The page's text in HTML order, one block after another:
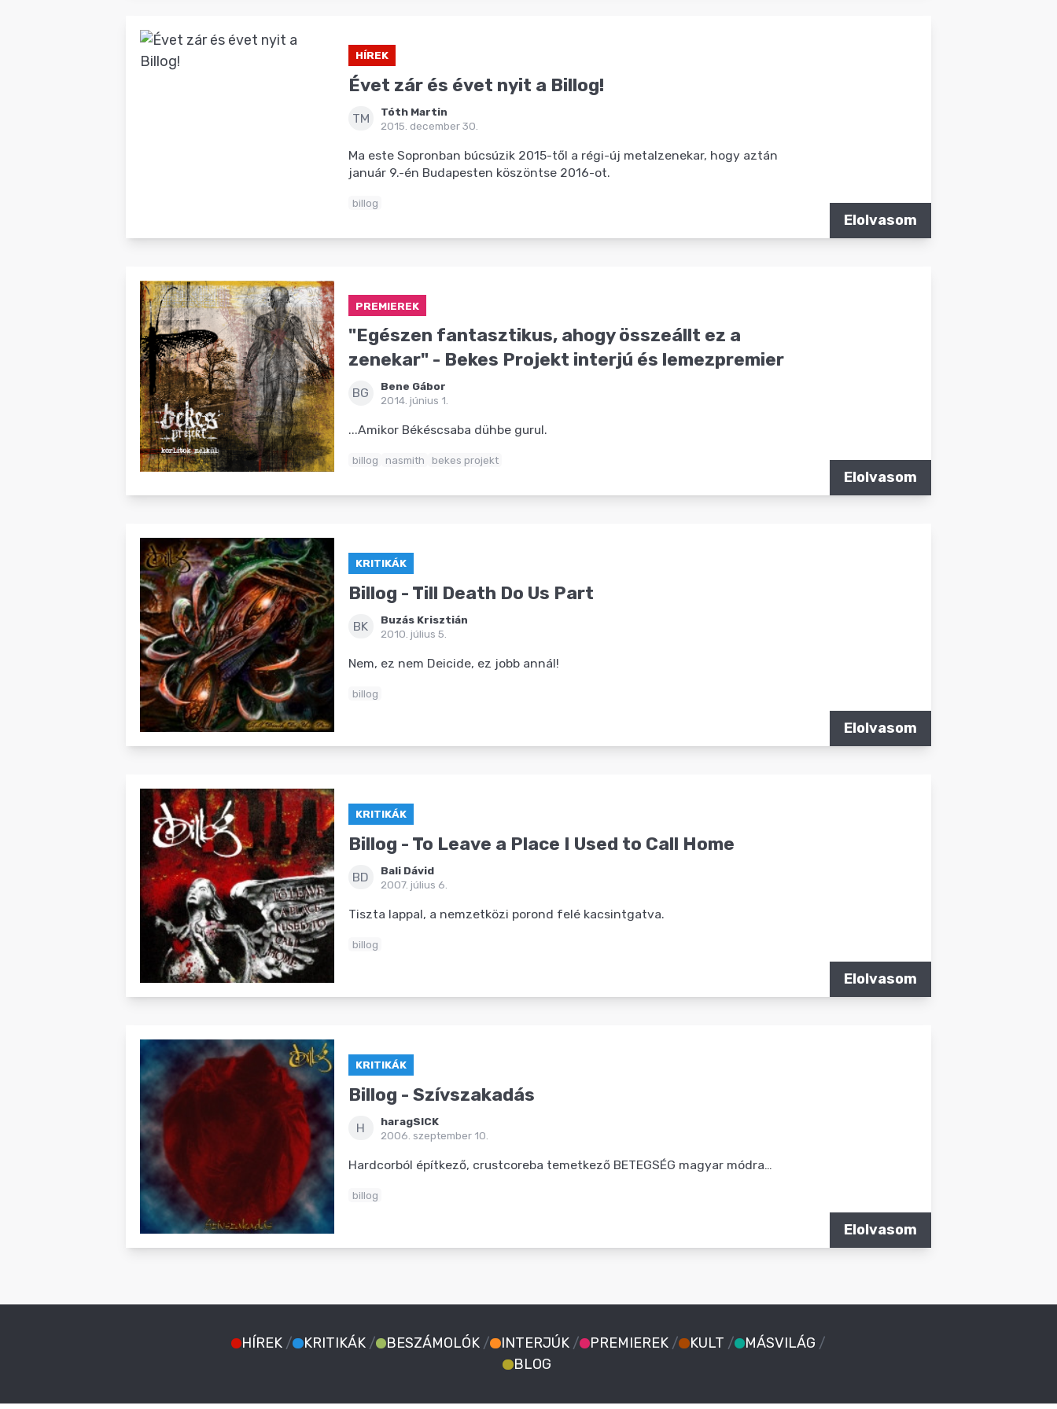
HÍREK
Évet zár és évet nyit a Billog!
TM
Tóth Martin
2015. december 30.
Ma este Sopronban búcsúzik 2015-től a régi-új metalzenekar, hogy aztán
január 9.-én Budapesten köszöntse 2016-ot.
billog
Elolvasom
PREMIEREK
"Egészen fantasztikus, ahogy összeállt ez a
zenekar" - Bekes Projekt interjú és lemezpremier
BG
Bene Gábor
2014. június 1.
...Amikor Békéscsaba dühbe gurul.
billog nasmith bekes projekt
Elolvasom
KRITIKÁK
Billog - Till Death Do Us Part
BK
Buzás Krisztián
2010. július 5.
Nem, ez nem Deicide, ez jobb annál!
billog
Elolvasom
KRITIKÁK
Billog - To Leave a Place I Used to Call Home
BD
Bali Dávid
2007. július 6.
Tiszta lappal, a nemzetközi porond felé kacsintgatva.
billog
Elolvasom
KRITIKÁK
Billog - Szívszakadás
H
haragSICK
2006. szeptember 10.
Hardcorból építkező, crustcoreba temetkező BETEGSÉG magyar módra…
billog
Elolvasom
HÍREK / KRITIKÁK / BESZÁMOLÓK / INTERJÚK / PREMIEREK / KULT / MÁSVILÁG /
BLOG